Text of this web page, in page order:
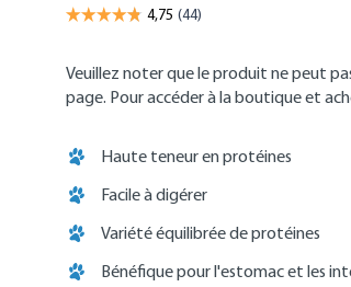
Veuillez noter que le produit ne peut
page. Pour accéder à la boutique et
Haute teneur en protéines
Facile à digérer
Variété équilibrée de protéines
Bénéfique pour l'estomac et les